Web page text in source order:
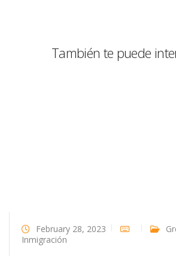
También te puede
February 28, 2023
Inmigración